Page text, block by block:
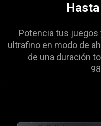
Potencia tus
ultrafino en modo de
de una duración